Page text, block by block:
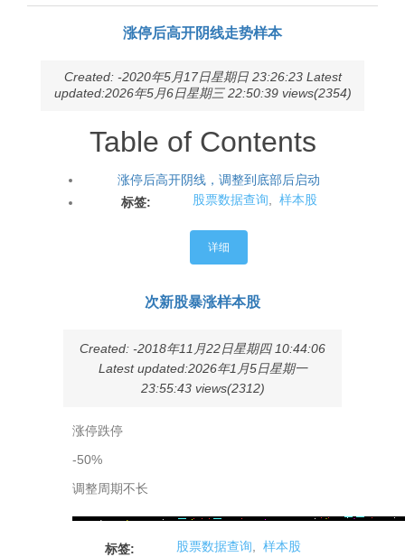
涨停后高开阴线走势样本
Created: -2020年5月17日星期日 23:26:23 Latest
updated:2026年5月6日星期三 22:50:39 views(2354)
Table of Contents
涨停后高开阴线，调整到底部后启动
标签:
股票数据查询 样本股
详细
次新股暴涨样本股
Created: -2018年11月22日星期四 10:44:06
Latest updated:2026年1月5日星期一
23:55:43 views(2312)
涨停跌停
-50%
调整周期不长
标签: 股票数据查询 样本股